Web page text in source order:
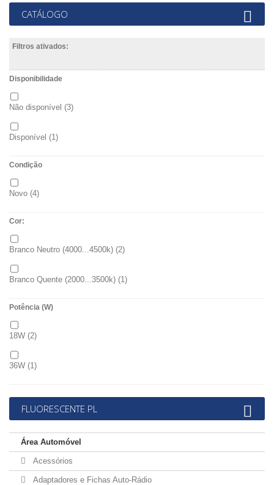
CATÁLOGO
Filtros ativados:
Disponibilidade
Não disponível (3)
Disponível (1)
Condição
Novo (4)
Cor:
Branco Neutro (4000...4500k) (2)
Branco Quente (2000...3500k) (1)
Potência (W)
18W (2)
36W (1)
FLUORESCENTE PL
Área Automóvel
Acessórios
Adaptadores e Fichas Auto-Rádio